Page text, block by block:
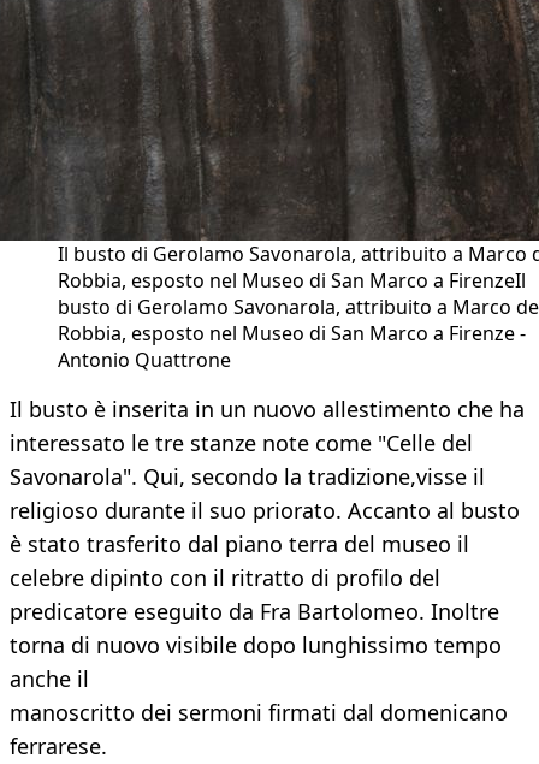
Il busto di Gerolamo Savonarola, attribuito a Marco
Robbia, esposto nel Museo di San Marco a FirenzeIl
busto di Gerolamo Savonarola, attribuito a Marco
Robbia, esposto nel Museo di San Marco a Firenze -
Antonio Quattrone
Il busto è inserita in un nuovo allestimento che ha
interessato le tre stanze note come "Celle del
Savonarola". Qui, secondo la tradizione,visse il
religioso durante il suo priorato. Accanto al busto
è stato trasferito dal piano terra del museo il
celebre dipinto con il ritratto di profilo del
predicatore eseguito da Fra Bartolomeo. Inoltre
torna di nuovo visibile dopo lunghissimo tempo
anche il
manoscritto dei sermoni firmati dal domenicano
ferrarese.